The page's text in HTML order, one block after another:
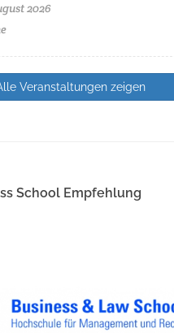
2026
Veranstaltungen zeigen
School Empfehlung